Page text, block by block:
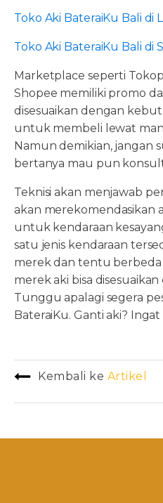
Toko Aki BateraiKu Bali di
Toko Aki BateraiKu Bali di
Marketplace seperti
Shopee memiliki promo
disesuaikan dengan
untuk membeli lewat
Namun demikian, jangan
bertanya mau pun
Teknisi akan menjawab
akan merekomendasikan
untuk kendaraan
satu jenis kendaraan
merek dan tentu berbeda
merek aki bisa
Tunggu apalagi segera
BateraiKu. Ganti aki?
Kembali ke Artikel